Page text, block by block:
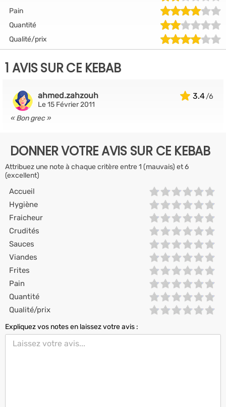
Pain
Quantité
Qualité/prix
1 AVIS SUR CE KEBAB
3.4
ahmed.zahzouh
Le 15 Février 2011
Bon grec
DONNER VOTRE AVIS SUR CE KEBAB
Attribuez une note à chaque critère entre 1 (mauvais) et 6
(excellent)
Accueil
Hygiène
Fraicheur
Crudités
Sauces
Viandes
Frites
Pain
Quantité
Qualité/prix
Expliquez vos notes en laissez votre avis :